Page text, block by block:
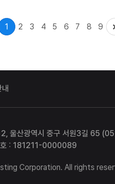
1 2 3 4 5 6 7 8 9
울산광역시 중구 서원3길 65
호 : 181211-0000089
Corporation. All rights